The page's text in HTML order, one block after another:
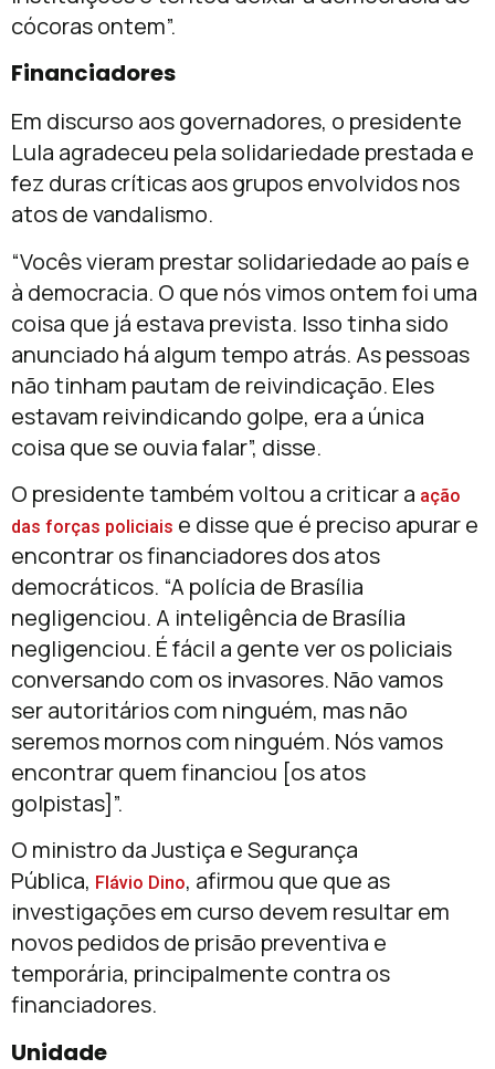
cócoras ontem”.
Financiadores
Em discurso aos governadores, o presidente
Lula agradeceu pela solidariedade prestada e
fez duras críticas aos grupos envolvidos nos
atos de vandalismo.
“Vocês vieram prestar solidariedade ao país e
à democracia. O que nós vimos ontem foi uma
coisa que já estava prevista. Isso tinha sido
anunciado há algum tempo atrás. As pessoas
não tinham pautam de reivindicação. Eles
estavam reivindicando golpe, era a única
coisa que se ouvia falar”, disse.
O presidente também voltou a criticar a ação
das forças policiais e disse que é preciso apurar e
encontrar os financiadores dos atos
democráticos. “A polícia de Brasília
negligenciou. A inteligência de Brasília
negligenciou. É fácil a gente ver os policiais
conversando com os invasores. Não vamos
ser autoritários com ninguém, mas não
seremos mornos com ninguém. Nós vamos
encontrar quem financiou [os atos
golpistas]”.
O ministro da Justiça e Segurança
Pública, Flávio Dino, afirmou que que as
investigações em curso devem resultar em
novos pedidos de prisão preventiva e
temporária, principalmente contra os
financiadores.
Unidade